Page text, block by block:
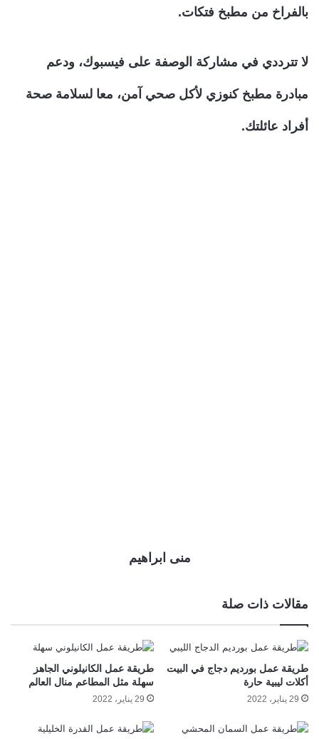
بالفراخ من مطبخ فتكات.
لا تترددي في مشاركة الوصفة على فيسبوك، ودعم
مبادرة مطبخ كنوزي لأكل صحي آمن، معا لسلامة صحة
أفراد عائلتك.
منى ابراهيم
مقالات ذات صلة
طريقة عمل بورديم دجاج في البيت
أكلات ليبية حارة
29 يناير، 2022
طريقة عمل الكانيلوني الجاهز
سهلة مثل المطاعم منال العالم
29 يناير، 2022